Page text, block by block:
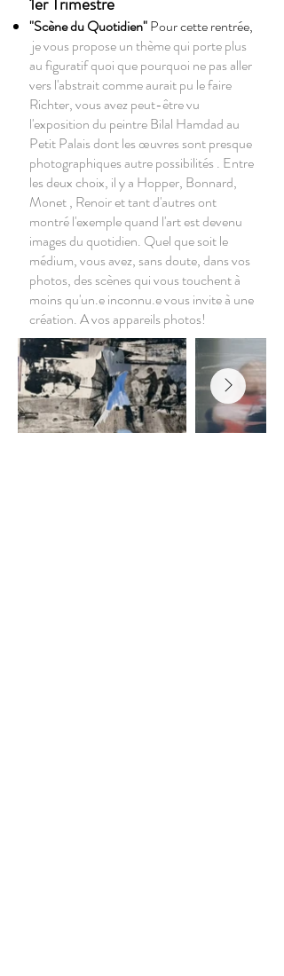
"Scène du Quotidien"Pour cette rentrée,
je vous propose un thème qui porte plus
au figuratif quoi que pourquoi ne pas aller
vers l'abstrait comme aurait pu le faire
Richter, vous avez peut-être vu
l'exposition du peintre Bilal Hamdad au
Petit Palais dont les œuvres sont presque
photographiques autre possibilités . Entre
les deux choix, il y a Hopper, Bonnard,
Monet , Renoir et tant d'autres ont
montré l'exemple quand l'art est devenu
images du quotidien. Quel que soit le
médium, vous avez, sans doute, dans vos
photos, des scènes qui vous touchent à
moins qu'un.e inconnu.e vous invite à une
création. A vos appareils photos!